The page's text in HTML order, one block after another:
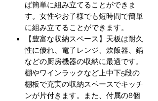
ば簡単に組み立てることができま
す。女性やお子様でも短時間で簡単
に組み立てることができます。
【豊富な収納スペース】天板は耐久
性に優れ、電子レンジ、炊飯器、鍋
などの厨房機器の収納に最適です。
棚やワインラックなど上中下5段の
棚板で充実の収納スペースでキッチ
ンが片付きます。また、付属の8個